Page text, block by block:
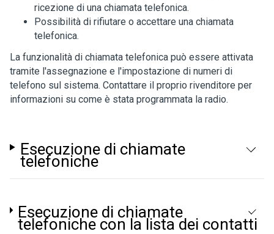
ricezione di una chiamata telefonica.
Possibilità di rifiutare o accettare una chiamata
telefonica.
La funzionalità di chiamata telefonica può essere attivata
tramite l'assegnazione e l'impostazione di numeri di
telefono sul sistema. Contattare il proprio rivenditore per
informazioni su come è stata programmata la radio.
Esecuzione di chiamate
telefoniche
Esecuzione di chiamate
telefoniche con la lista dei contatti